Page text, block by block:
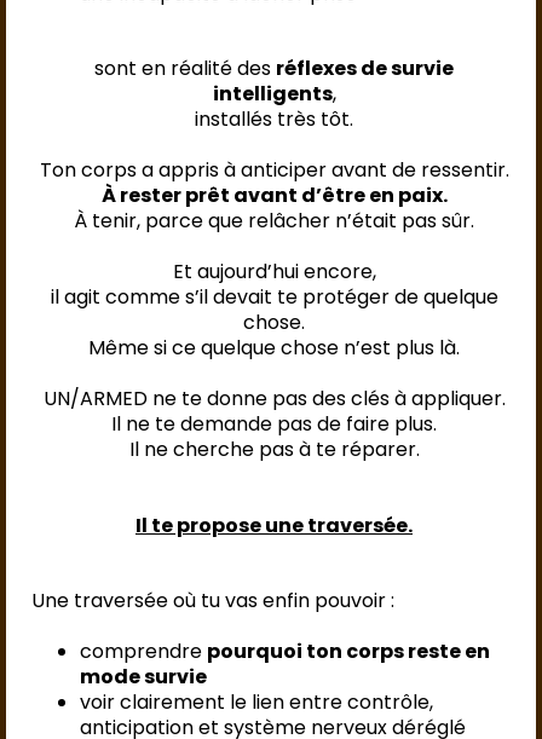
sont en réalité des réflexes de survie
intelligents,
installés très tôt.
Ton corps a appris à anticiper avant de ressentir.
À rester prêt avant d’être en paix.
À tenir, parce que relâcher n’était pas sûr.
Et aujourd’hui encore,
il agit comme s’il devait te protéger de quelque
chose.
Même si ce quelque chose n’est plus là.
UN/ARMED ne te donne pas des clés à appliquer.
Il ne te demande pas de faire plus.
Il ne cherche pas à te réparer.
Il te propose une traversée.
Une traversée où tu vas enfin pouvoir :
comprendre pourquoi ton corps reste en
mode survie
voir clairement le lien entre contrôle,
anticipation et système nerveux déréglé